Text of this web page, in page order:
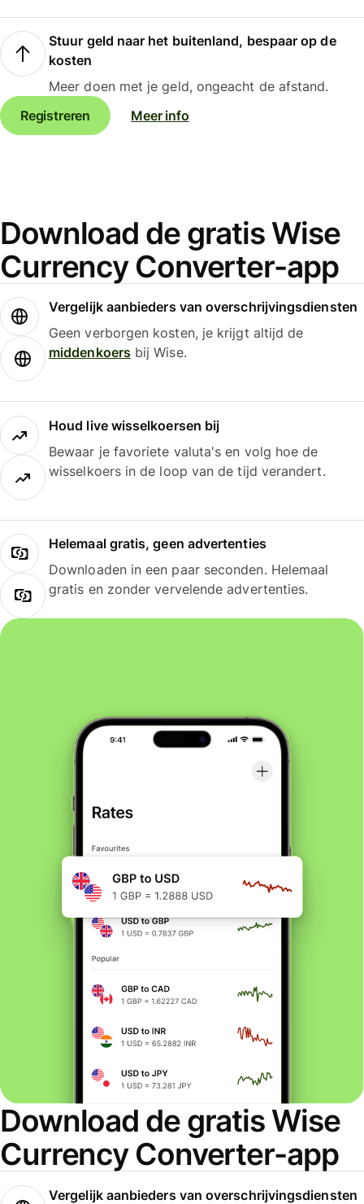
Stuur geld naar het buitenland, bespaar op de
kosten
Meer doen met je geld, ongeacht de afstand.
Registreren
Meer info
Download de gratis Wise
Currency Converter-app
Vergelijk aanbieders van overschrijvingsdiensten
Geen verborgen kosten, je krijgt altijd de
middenkoersbij Wise.
Houd live wisselkoersen bij
Bewaar je favoriete valuta's en volg hoe de
wisselkoers in de loop van de tijd verandert.
Helemaal gratis, geen advertenties
Downloaden in een paar seconden. Helemaal
gratis en zonder vervelende advertenties.
Download de gratis Wise
Currency Converter-app
Vergelijk aanbieders van overschrijvingsdiensten